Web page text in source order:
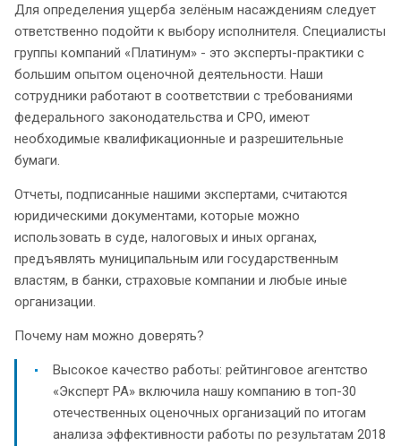
Для определения ущерба зелёным насаждениям следует
ответственно подойти к выбору исполнителя. Специалисты
группы компаний «Платинум» - это эксперты-практики с
большим опытом оценочной деятельности. Наши
сотрудники работают в соответствии с требованиями
федерального законодательства и СРО, имеют
необходимые квалификационные и разрешительные
бумаги.
Отчеты, подписанные нашими экспертами, считаются
юридическими документами, которые можно
использовать в суде, налоговых и иных органах,
предъявлять муниципальным или государственным
властям, в банки, страховые компании и любые иные
организации.
Почему нам можно доверять?
Высокое качество работы: рейтинговое агентство
«Эксперт РА» включила нашу компанию в топ-30
отечественных оценочных организаций по итогам
анализа эффективности работы по результатам 2018